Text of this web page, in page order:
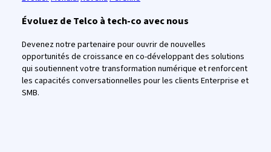
Évoluez de Telco à tech-co avec nous
Devenez notre partenaire pour ouvrir de nouvelles
opportunités de croissance en co-développant des solutions
qui soutiennent votre transformation numérique et renforcent
les capacités conversationnelles pour les clients Enterprise et
SMB.